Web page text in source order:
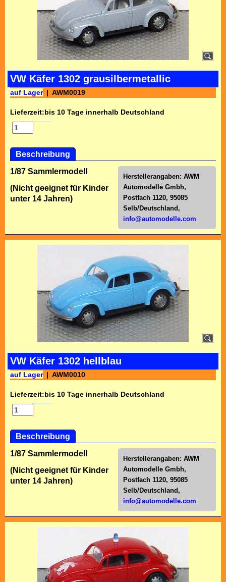
VW Käfer 1302 grausilbermetallic
auf Lager AWM0019
Lieferzeit:bis 10 Tage innerhalb Deutschland
Beschreibung
Herstellerangaben: AWM
Automodelle Gmbh,
Postfach 1120, 95085
Selb/Deutschl and,
info@automodelle.com
1/87 Sammlermodell
(Nicht geeignet für Kinder
unter 14 Jahren)
VW Käfer 1302 hellblau
auf Lager AWM0010
Lieferzeit:bis 10 Tage innerhalb Deutschland
Beschreibung
Herstellerangaben: AWM
Automodelle Gmbh,
Postfach 1120, 95085
Selb/Deutschl and,
info@automodelle.com
1/87 Sammlermodell
(Nicht geeignet für Kinder
unter 14 Jahren)